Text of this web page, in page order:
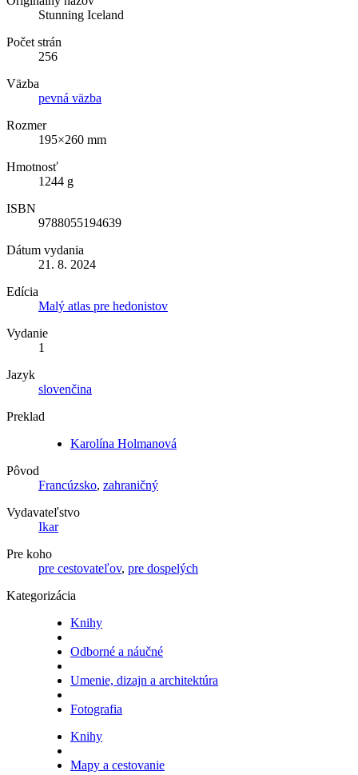
Stunning Iceland
Počet strán
256
Väzba
pevná väzba
Rozmer
195×260 mm
Hmotnosť
1244 g
ISBN
9788055194639
Dátum vydania
21. 8. 2024
Edícia
Malý atlas pre hedonistov
Vydanie
1
Jazyk
slovenčina
Preklad
Karolína Holmanová
Pôvod
Francúzsko, zahraničný
Vydavateľstvo
Ikar
Pre koho
pre cestovateľov, pre dospelých
Kategorizácia
Knihy
Odborné a náučné
Umenie, dizajn a architektúra
Fotografia
Knihy
Mapy a cestovanie